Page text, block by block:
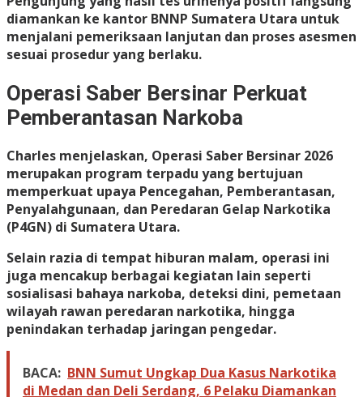
diamankan ke kantor BNNP Sumatera Utara untuk
menjalani pemeriksaan lanjutan dan proses asesmen
sesuai prosedur yang berlaku.
Operasi Saber Bersinar Perkuat
Pemberantasan Narkoba
Charles menjelaskan, Operasi Saber Bersinar 2026
merupakan program terpadu yang bertujuan
memperkuat upaya Pencegahan, Pemberantasan,
Penyalahgunaan, dan Peredaran Gelap Narkotika
(P4GN) di Sumatera Utara.
Selain razia di tempat hiburan malam, operasi ini
juga mencakup berbagai kegiatan lain seperti
sosialisasi bahaya narkoba, deteksi dini, pemetaan
wilayah rawan peredaran narkotika, hingga
penindakan terhadap jaringan pengedar.
BACA: BNN Sumut Ungkap Dua Kasus Narkotika
di Medan dan Deli Serdang, 6 Pelaku Diamankan